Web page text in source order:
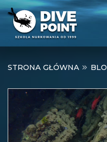
STRONA GŁÓWNA